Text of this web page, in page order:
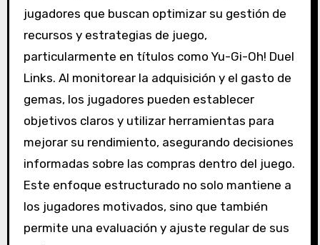
jugadores que buscan optimizar su gestión de
recursos y estrategias de juego,
particularmente en títulos como Yu-Gi-Oh! Duel
Links. Al monitorear la adquisición y el gasto de
gemas, los jugadores pueden establecer
objetivos claros y utilizar herramientas para
mejorar su rendimiento, asegurando decisiones
informadas sobre las compras dentro del juego.
Este enfoque estructurado no solo mantiene a
los jugadores motivados, sino que también
permite una evaluación y ajuste regular de sus